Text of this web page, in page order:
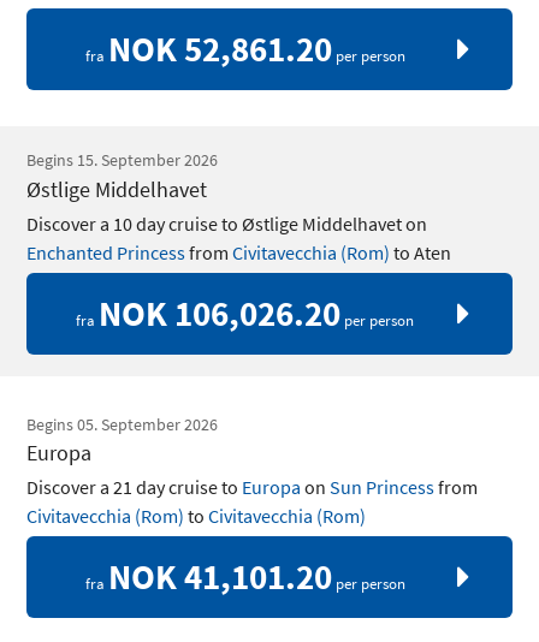
fra NOK 52,861.20per person
Begins 15. September 2026
Østlige Middelhavet
Discover a 10 day cruise to Østlige Middelhavet on
Enchanted PrincessfromCivitavecchia (Rom) to Aten
fra NOK 106,026.20 per person
Begins 05. September 2026
Europa
Discover a 21 day cruise to Europa onSun Princessfrom
Civitavecchia (Rom) toCivitavecchia (Rom)
fra NOK 41,101.20per person